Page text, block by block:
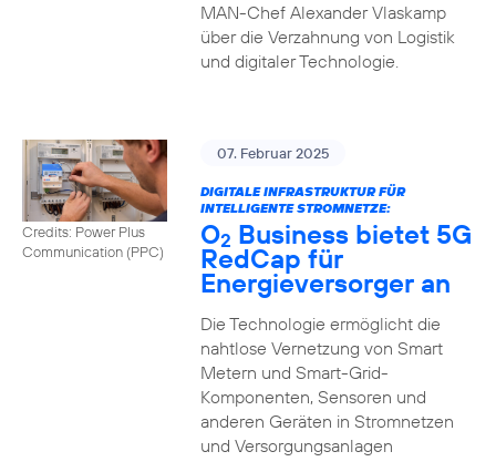
MAN-Chef Alexander Vlaskamp
über die Verzahnung von Logistik
und digitaler Technologie.
Credits: Power Plus
Communication (PPC)
07. Februar 2025
DIGITALE INFRASTRUKTUR FÜR
INTELLIGENTE STROMNETZE:
O2 Business bietet 5G
RedCap für
Energieversorger an
Die Technologie ermöglicht die
nahtlose Vernetzung von Smart
Metern und Smart-Grid-
Komponenten, Sensoren und
anderen Geräten in Stromnetzen
und Versorgungsanlagen